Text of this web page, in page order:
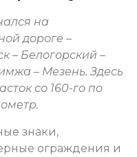
на
дороге –
– Белогорский –
– Мезень. Здесь
со 160-го по
знаки,
ограждения и